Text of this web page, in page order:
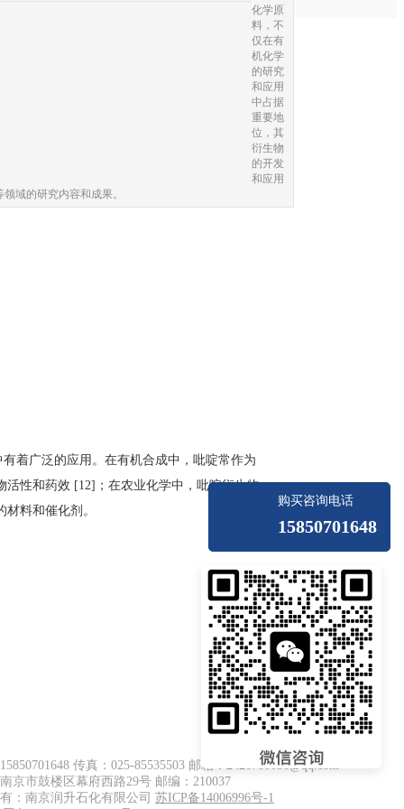
化学原
料，不
仅在有
机化学
的研究
和应用
中占据
重要地
位，其
衍生物
的开发
和应用
域的研究内容和成果。
着广泛的应用。在有机合成中，吡啶常作为
活性和药效 [12] ；在农业化学中，吡啶衍生物
料和催化剂。
传真：025-85535503 邮箱：2426780036@qq.com
京市鼓楼区幕府西路29号 邮编：210037
：南京润升石化有限公司 苏ICP备14006996号-1
购买咨询电话
15850701648